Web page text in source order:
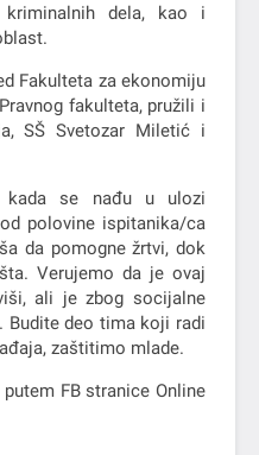
dela, kao i
Fakulteta za ekonomiju
fakulteta, pružili i
SŠ Svetozar Miletić i
kada se nađu u ulozi
polovine ispitanika/ca
da pomogne žrtvi, dok
Verujemo da je ovaj
ali je zbog socijalne
Budite deo tima koji radi
zaštitimo mlade.
FB stranice Online